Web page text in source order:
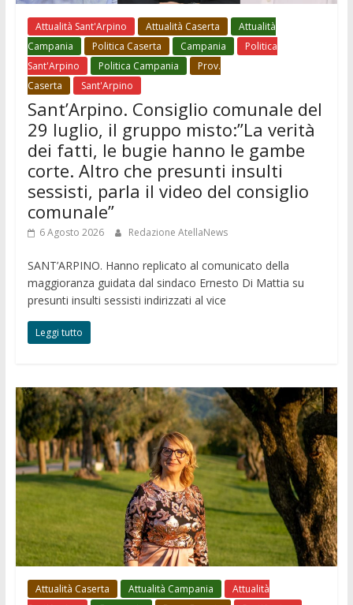
Attualità Sant'Arpino Attualità Caserta
Attualità
Campania
Politica Caserta Campania
Politica
Sant'Arpino
Politica Campania
Prov.
Caserta
Sant'Arpino
Sant’Arpino. Consiglio comunale del
29 luglio, il gruppo misto:”La verità
dei fatti, le bugie hanno le gambe
corte. Altro che presunti insulti
sessisti, parla il video del consiglio
comunale”
6 Agosto 2026 Redazione AtellaNews
SANT’ARPINO. Hanno replicato al comunicato della
maggioranza guidata dal sindaco Ernesto Di Mattia su
presunti insulti sessisti indirizzati al vice
Leggi tutto
Attualità Caserta Attualità Campania
Attualità